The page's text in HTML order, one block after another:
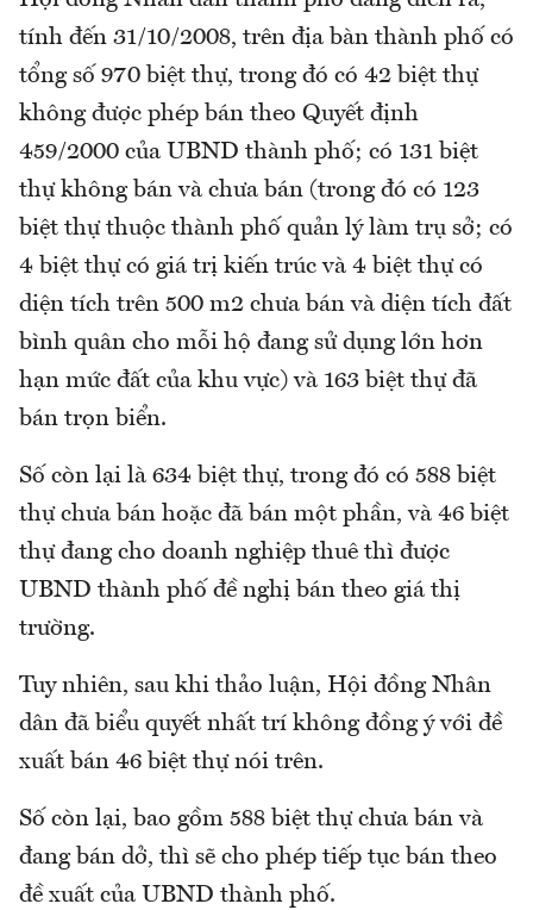
tính đến 31/10/2008, trên địa bàn thành phố có
tổng số 970 biệt thự, trong đó có 42 biệt thự
không được phép bán theo Quyết định
459/2000 của UBND thành phố; có 131 biệt
thự không bán và chưa bán (trong đó có 123
biệt thự thuộc thành phố quản lý làm trụ sở; có
4 biệt thự có giá trị kiến trúc và 4 biệt thự có
diện tích trên 500 m2 chưa bán và diện tích đất
bình quân cho mỗi hộ đang sử dụng lớn hơn
hạn mức đất của khu vực) và 163 biệt thự đã
bán trọn biển.
Số còn lại là 634 biệt thự, trong đó có 588 biệt
thự chưa bán hoặc đã bán một phần, và 46 biệt
thự đang cho doanh nghiệp thuê thì được
UBND thành phố đề nghị bán theo giá thị
trường.
Tuy nhiên, sau khi thảo luận, Hội đồng Nhân
dân đã biểu quyết nhất trí không đồng ý với đề
xuất bán 46 biệt thự nói trên.
Số còn lại, bao gồm 588 biệt thự chưa bán và
đang bán dở, thì sẽ cho phép tiếp tục bán theo
đề xuất của UBND thành phố.